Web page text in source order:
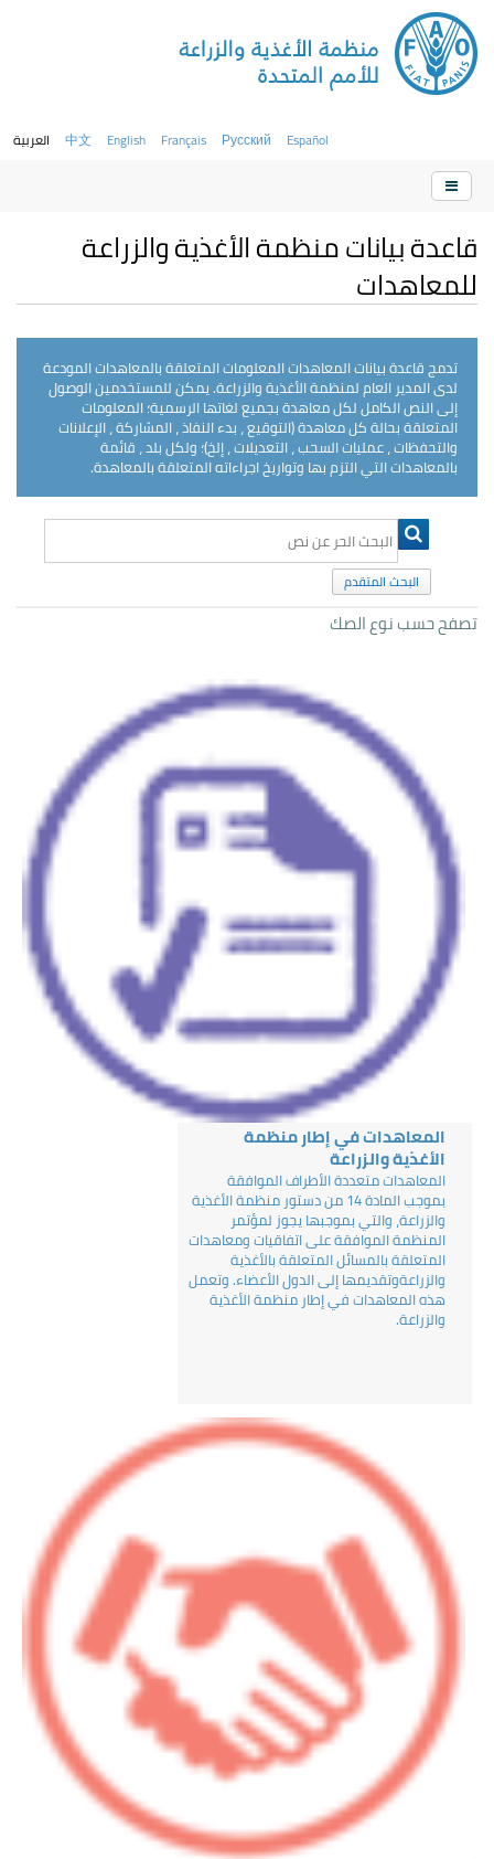
العربية 中文 English Français Русский Español
قاعدة بيانات منظمة الأغذية والزراعة
للمعاهدات
تدمج قاعدة بيانات المعاهدات المعلومات المتعلقة بالمعاهدات المودعة
لدى المدير العام لمنظمة الأغذية والزراعة. يمكن للمستخدمين الوصول
إلى النص الكامل لكل معاهدة بجميع لغاتها الرسمية؛ المعلومات
المتعلقة بحالة كل معاهدة (التوقيع ، بدء النفاذ ، المشاركة ، الإعلانات
والتحفظات ، عمليات السحب ، التعديلات ، إلخ)؛ ولكل بلد ، قائمة
بالمعاهدات التي التزم بها وتواريخ اجراءاته المتعلقة بالمعاهدة.
البحث المتقدم
تصفح حسب نوع الصك
المعاهدات في إطار منظمة
الأغذية والزراعة
المعاهدات متعددة الأطراف الموافقة
بموجب المادة 14 من دستور منظمة الأغذية
والزراعة، والتي بموجبها يجوز لمؤتمر
المنظمة الموافقة على اتفاقيات ومعاهدات
المتعلقة بالمسائل المتعلقة بالأغذية
والزراعةوتقديمها إلى الدول الأعضاء. وتعمل
هذه المعاهدات في إطار منظمة الأغذية
والزراعة.